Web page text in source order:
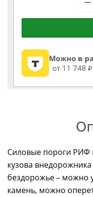
Можно в
от 11 748
Силовые пороги РИФ
кузова внедорожника
бездорожье – можно
камень, можно